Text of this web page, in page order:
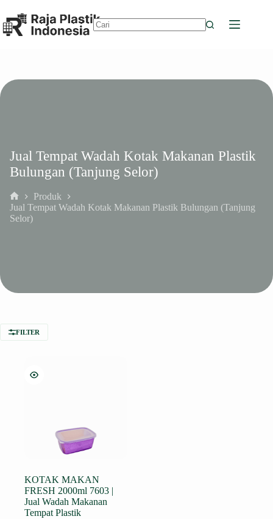
to
content
Jual Tempat Wadah Kotak Makanan Plastik
Bulungan (Tanjung Selor)
Home
Produk
Jual Tempat Wadah Kotak Makanan Plastik Bulungan (Tanjung
Selor)
FILTER
KOTAK MAKAN
FRESH 2000ml 7603 |
Jual Wadah Makanan
Tempat Plastik